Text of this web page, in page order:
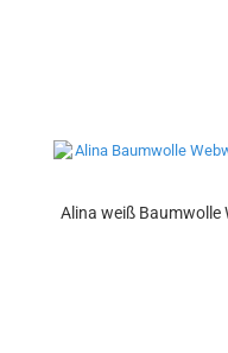
Alina weiß